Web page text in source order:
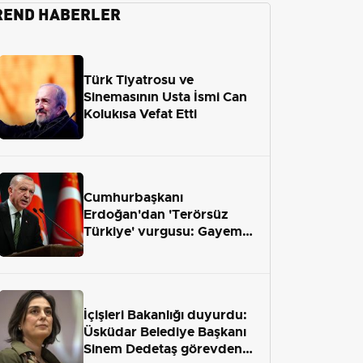
HABERLER
Türk Tiyatrosu ve
Sinemasının Usta İsmi Can
Kolukısa Vefat Etti
Cumhurbaşkanı
Erdoğan'dan 'Terörsüz
Türkiye' vurgusu: Gayemiz
İçişleri Bakanlığı duyurdu:
Üsküdar Belediye Başkanı
Sinem Dedetaş görevden